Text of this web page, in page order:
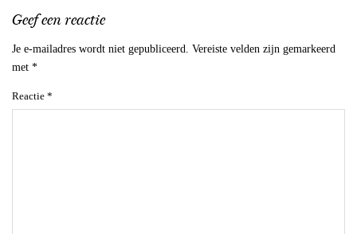
Geef een reactie
Je e-mailadres wordt niet gepubliceerd. Vereiste velden zijn gemarkeerd
met *
Reactie *